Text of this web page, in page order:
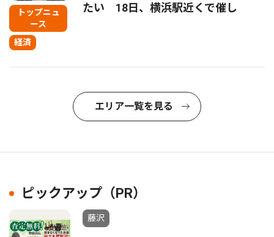
トップニュ
ース
経済
たい 18日、横浜駅近くで催し
エリア一覧を見る
ピックアップ（PR）
藤沢